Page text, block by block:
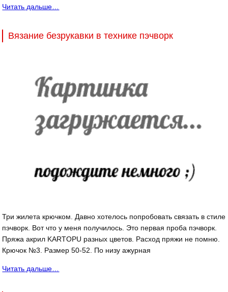
Читать дальше…
Вязание безрукавки в технике пэчворк
Три жилета крючком. Давно хотелось попробовать связать в стиле
пэчворк. Вот что у меня получилось. Это первая проба пэчворк.
Пряжа акрил KARTOPU разных цветов. Расход пряжи не помню.
Крючок №3. Размер 50-52. По низу ажурная
Читать дальше…